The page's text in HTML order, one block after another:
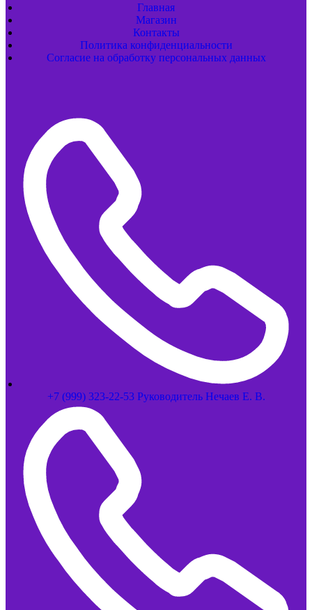
Главная
Магазин
Контакты
Политика конфиденциальности
Согласие на обработку персональных данных
+7 (999) 323-22-53 Руководитель Нечаев Е. В.